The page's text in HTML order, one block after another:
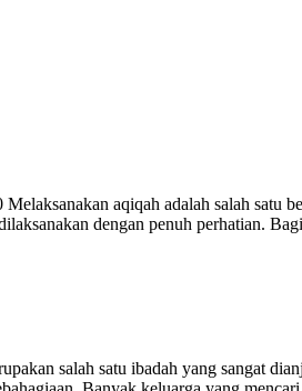
aqiqah adalah salah satu
dengan penuh perhatian.
salah satu ibadah yang sangat